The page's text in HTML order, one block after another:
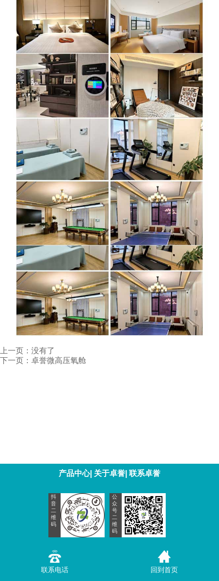
上一页：没有了
下一页： 卓誉微高压氧舱
产品中心| 关于卓誉 联系卓誉
抖
音
二
维
码
公
众
号
二
维
码
联系电话 回到首页